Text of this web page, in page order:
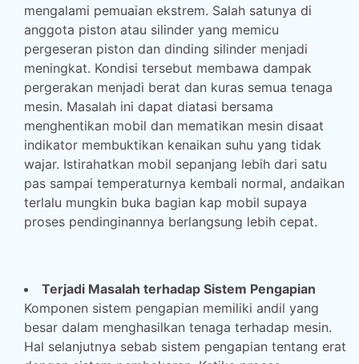
mengalami pemuaian ekstrem. Salah satunya di
anggota piston atau silinder yang memicu
pergeseran piston dan dinding silinder menjadi
meningkat. Kondisi tersebut membawa dampak
pergerakan menjadi berat dan kuras semua tenaga
mesin. Masalah ini dapat diatasi bersama
menghentikan mobil dan mematikan mesin disaat
indikator membuktikan kenaikan suhu yang tidak
wajar. Istirahatkan mobil sepanjang lebih dari satu
pas sampai temperaturnya kembali normal, andaikan
terlalu mungkin buka bagian kap mobil supaya
proses pendinginannya berlangsung lebih cepat.
Terjadi Masalah terhadap Sistem Pengapian
Komponen sistem pengapian memiliki andil yang
besar dalam menghasilkan tenaga terhadap mesin.
Hal selanjutnya sebab sistem pengapian tentang erat